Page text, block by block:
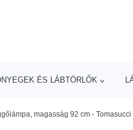
ÉS LÁBTÖRLŐK
magasság 92 cm - Tomasucci